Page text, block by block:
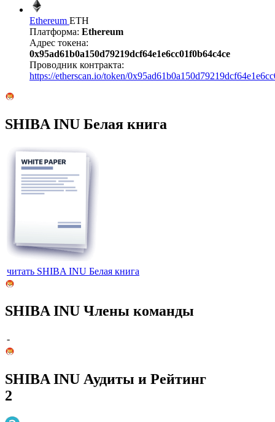
Ethereum ETH
Платформа: Ethereum
Адрес токена:
0x95ad61b0a150d79219dcf64e1e6cc01f0b64c4ce
Проводник контракта:
https://etherscan.io/token/
SHIBA INU Белая книга
читать SHIBA INU Белая книга
SHIBA INU Члены команды
-
SHIBA INU Аудиты и Рейтинг
2